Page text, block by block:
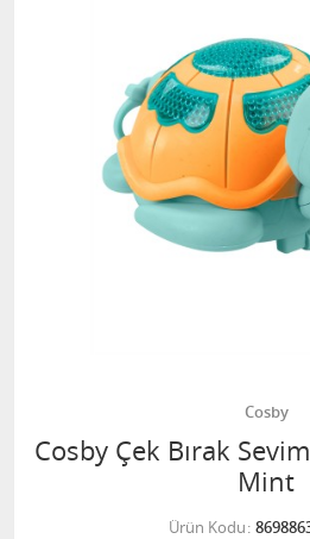
Cosby
Cosby Çek Bırak
Mint
Ürün Kodu